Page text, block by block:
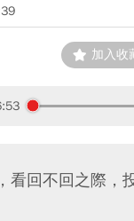
加入收
看回不回之際，